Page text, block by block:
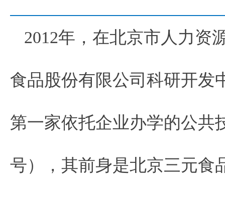
2012年，在北京市人力资
食品股份有限公司科研开发
第一家依托企业办学的公共
号），其前身是北京三元食